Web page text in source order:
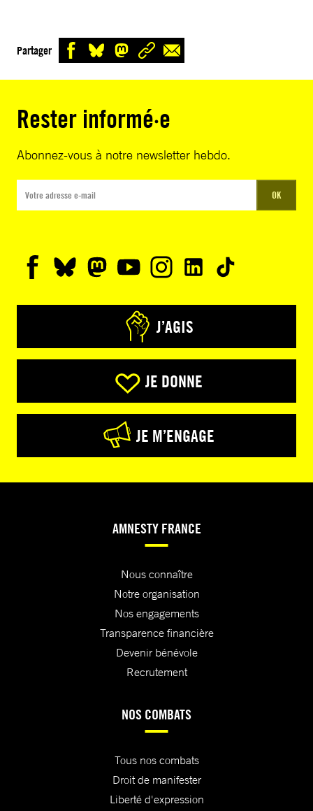
Partager
Rester informé·e
Abonnez-vous à notre newsletter hebdo.
OK
J’AGIS
JE DONNE
JE M’ENGAGE
AMNESTY FRANCE
Nous connaître
Notre organisation
Nos engagements
Transparence financière
Devenir bénévole
Recrutement
NOS COMBATS
Tous nos combats
Droit de manifester
Liberté d'expression